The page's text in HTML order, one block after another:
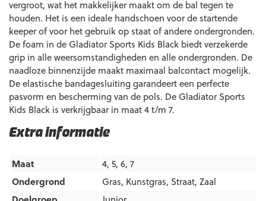
Extra informatie
Maat
4, 5, 6, 7
Ondergrond
Gras, Kunstgras, Straat, Zaal
vergroot, wat het makkelijker maakt om de bal tegen te
houden. Het is een ideale handschoen voor de startende
keeper of voor het gebruik op staat of andere ondergronden.
De foam in de Gladiator Sports Kids Black biedt verzekerde
grip in alle weersomstandigheden en alle ondergronden. De
naadloze binnenzijde maakt maximaal balcontact mogelijk.
De elastische bandagesluiting garandeert een perfecte
pasvorm en bescherming van de pols. De Gladiator Sports
Kids Black is verkrijgbaar in maat 4 t/m 7.